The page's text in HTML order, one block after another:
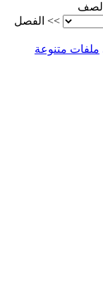
الصف
>>
الفصل
ملفات متنوعة